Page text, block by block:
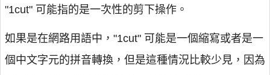
"1cut" 可能指的是一次性的剪下操作。
如果是在網路用語中，"1cut" 可能是一個縮寫或者是一
個中文字元的拼音轉換，但是這種情況比較少見，因為